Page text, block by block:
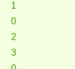
1
0
2
3